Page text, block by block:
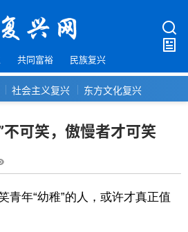
共同富裕 民族复兴
社会主义复兴 东方文化复兴
不可笑，傲慢者才可笑
青年“幼稚”的人，或许才真正值